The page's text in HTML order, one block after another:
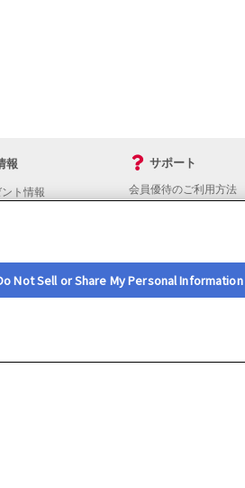
報
ト情報
サポート
会員優待のご利用方法
会員優待サービスの提
Not Sell or Share My Personal Information